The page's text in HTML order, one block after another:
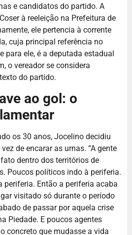
e candidatos do partido. A
à reeleição na Prefeitura de
ele pertencia à corrente
cuja principal referência no
para ele, é a deputada estadual
o vereador se considera
do partido.
ao gol: o
os 30 anos, Jocelino decidiu
de encarar as urnas. “A gente
dentro dos territórios de
Poucos políticos indo à periferia.
periferia. Então a periferia acaba
visitado só durante o período
de passar por aquela crise
Piedade. E poucos agentes
concreto que mudasse a vida